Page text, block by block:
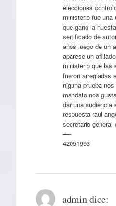
elecciones
ministerio fue una
que gano la
sertificado de
años luego de un
aparese un
ministerio que las
fueron arregladas
niguna prueba
mandato nos
dar una audiencia
respuesta raul
secretario general
—-
42051993
admin dice: